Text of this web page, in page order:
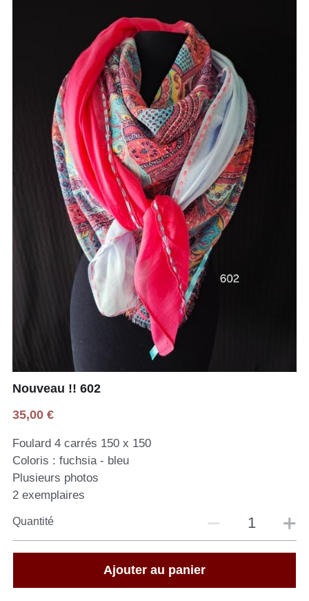
Nouveau !! 602
35,00 €
Foulard 4 carrés 150 x 150
Coloris : fuchsia - bleu
Plusieurs photos
2 exemplaires
Quantité
Ajouter au panier